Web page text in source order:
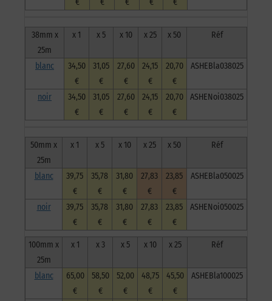
€
€
€
€
€
38mm x
25m
x 1 x 5 x 10 x 25 x 50 Réf
blanc
34,50
€
31,05
€
27,60
€
24,15
€
20,70
€
ASHEBla038025
noir
34,50
€
31,05
€
27,60
€
24,15
€
20,70
€
ASHENoi038025
50mm x
25m
x 1 x 5 x 10 x 25 x 50 Réf
blanc
39,75
€
35,78
€
31,80
€
27,83
€
23,85
€
ASHEBla050025
noir
39,75
€
35,78
€
31,80
€
27,83
€
23,85
€
ASHENoi050025
100mm x
25m
x 1 x 3 x 5 x 10 x 25 Réf
blanc
65,00
€
58,50
€
52,00
€
48,75
€
45,50
€
ASHEBla100025